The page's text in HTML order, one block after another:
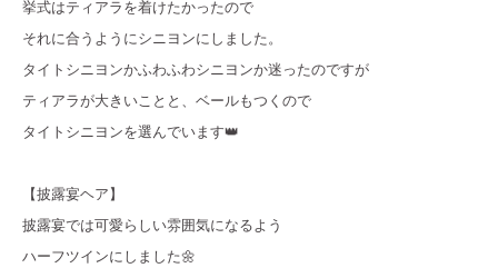
挙式はティアラを着けたかったので
それに合うようにシニヨンにしました。
タイトシニヨンかふわふわシニヨンか迷ったのですが
ティアラが大きいことと、ベールもつくので
タイトシニヨンを選んでいます👑
【披露宴ヘア】
披露宴では可愛らしい雰囲気になるよう
ハーフツインにしました🌼